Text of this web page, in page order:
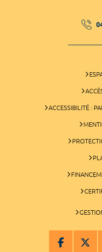
ACCESSIBILITÉ :